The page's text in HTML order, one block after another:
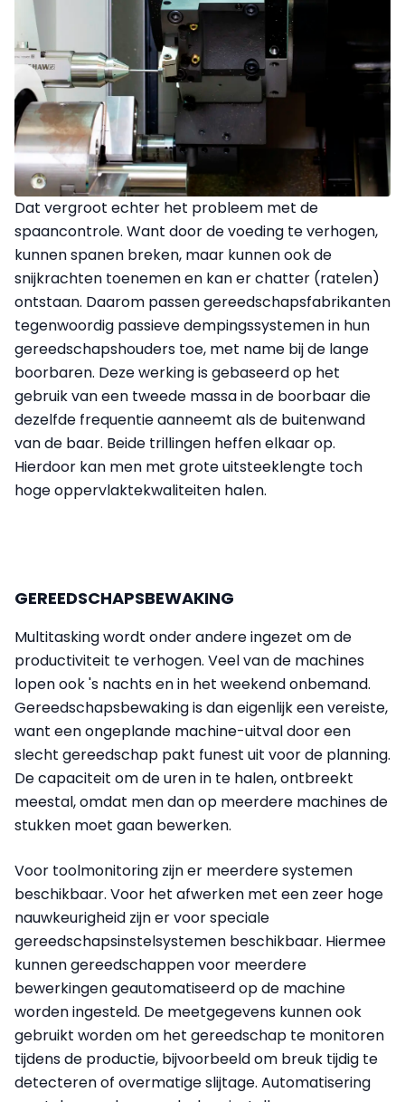
Dat vergroot echter het probleem met de
spaancontrole. Want door de voeding te verhogen,
kunnen spanen breken, maar kunnen ook de
snijkrachten toenemen en kan er chatter (ratelen)
ontstaan. Daarom passen gereedschapsfabrikanten
tegenwoordig passieve dempingssystemen in hun
gereedschapshouders toe, met name bij de lange
boorbaren. Deze werking is gebaseerd op het
gebruik van een tweede massa in de boorbaar die
dezelfde frequentie aanneemt als de buitenwand
van de baar. Beide trillingen heffen elkaar op.
Hierdoor kan men met grote uitsteeklengte toch
hoge oppervlaktekwaliteiten halen.
GEREEDSCHAPSBEWAKING
Multitasking wordt onder andere ingezet om de
productiviteit te verhogen. Veel van de machines
lopen ook 's nachts en in het weekend onbemand.
Gereedschapsbewaking is dan eigenlijk een vereiste,
want een ongeplande machine-uitval door een
slecht gereedschap pakt funest uit voor de planning.
De capaciteit om de uren in te halen, ontbreekt
meestal, omdat men dan op meerdere machines de
stukken moet gaan bewerken.
Voor toolmonitoring zijn er meerdere systemen
beschikbaar. Voor het afwerken met een zeer hoge
nauwkeurigheid zijn er voor speciale
gereedschapsinstelsystemen beschikbaar. Hiermee
kunnen gereedschappen voor meerdere
bewerkingen geautomatiseerd op de machine
worden ingesteld. De meetgegevens kunnen ook
gebruikt worden om het gereedschap te monitoren
tijdens de productie, bijvoorbeeld om breuk tijdig te
detecteren of overmatige slijtage. Automatisering